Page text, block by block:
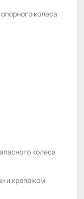
колеса
колеса
и крепежом